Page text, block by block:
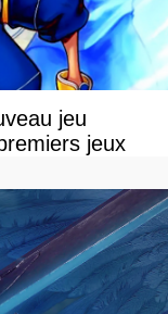
jeu
jeux